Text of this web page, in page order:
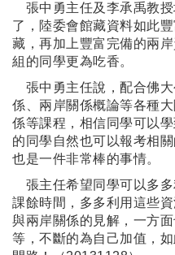
張中勇主任及李承禹教
了，陸委會館藏資料如此
藏，再加上豐富完備的兩
組的同學更為吃香。
張中勇主任說，配合佛大
係、兩岸關係概論等各種
係等課程，相信同學可以
的同學自然也可以報考相
也是一件非常棒的事情。
張主任希望同學可以多
課餘時間，多多利用這些
與兩岸關係的見解，一方
等，不斷的為自己加值，